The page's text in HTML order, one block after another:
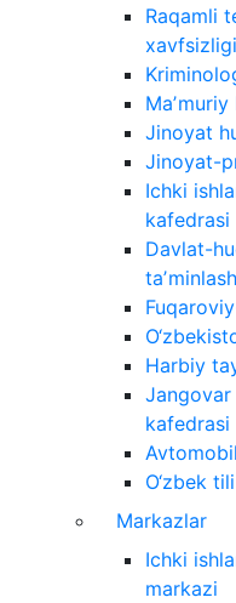
Raqamli
Jinoyat
Jinoyat-
Ichki
kafedrasi
Davlat-
Harbiy
kafedrasi
O‘zbek
Markazlar
Ichki
markazi